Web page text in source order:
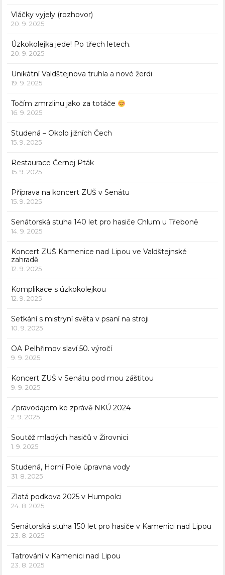
Vláčky vyjely (rozhovor)
20. 9. 2025
Úzkokolejka jede! Po třech letech.
20. 9. 2025
Unikátní Valdštejnova truhla a nové žerdi
19. 9. 2025
Točím zmrzlinu jako za totáče
16. 9. 2025
Studená – Okolo jižních Čech
15. 9. 2025
Restaurace Černej Pták
15. 9. 2025
Příprava na koncert ZUŠ v Senátu
15. 9. 2025
Senátorská stuha 140 let pro hasiče Chlum u Třeboně
14. 9. 2025
Koncert ZUŠ Kamenice nad Lipou ve Valdštejnské
zahradě
12. 9. 2025
Komplikace s úzkokolejkou
12. 9. 2025
Setkání s mistryní světa v psaní na stroji
10. 9. 2025
OA Pelhřimov slaví 50. výročí
9. 9. 2025
Koncert ZUŠ v Senátu pod mou záštitou
9. 9. 2025
Zpravodajem ke zprávě NKÚ 2024
2. 9. 2025
Soutěž mladých hasičů v Žirovnici
1. 9. 2025
Studená, Horní Pole úpravna vody
31. 8. 2025
Zlatá podkova 2025 v Humpolci
24. 8. 2025
Senátorská stuha 150 let pro hasiče v Kamenici nad Lipou
23. 8. 2025
Tatrování v Kamenici nad Lipou
23. 8. 2025